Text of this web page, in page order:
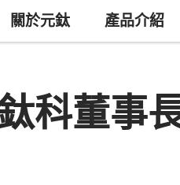
關於元鈦 產品介紹
科董事